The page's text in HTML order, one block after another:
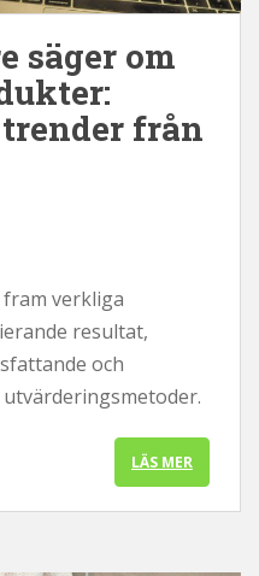
säger om
från
verkliga
resultat,
och
LÄS MER